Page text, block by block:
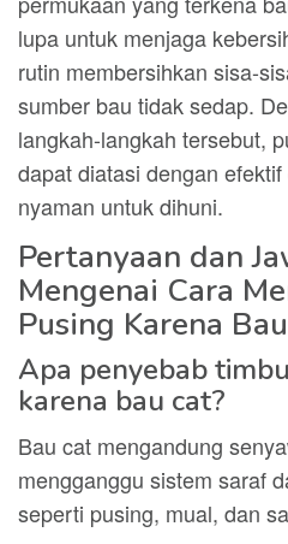
lupa untuk menjaga
rutin membersihkan sisa-
sumber bau tidak sedap.
langkah-langkah tersebut,
dapat diatasi dengan
nyaman untuk dihuni.
Pertanyaan dan
Mengenai Cara
Pusing Karena
Apa penyebab
karena bau cat?
Bau cat mengandung
mengganggu sistem saraf
seperti pusing, mual, dan